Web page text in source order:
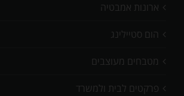
ארונות אמבטיה
הום סטיילינג
מטבחים מעוצבים
פרקטים לבית ולמשרד